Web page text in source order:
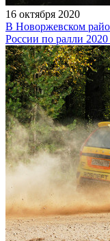
16 октября 2020
В Новоржевском
России по ралли 2020